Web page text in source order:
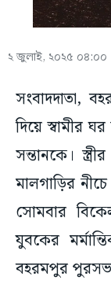
২ জুলাই, ২০২৫ ০৪:০০
সংবাদদাতা,
দিয়ে স্বামীর
সন্তানকে।
মালগাড়ির
সোমবার
যুবকের
বহরমপুর